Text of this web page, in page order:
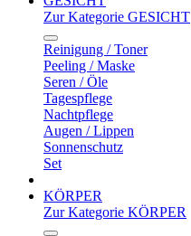
Zur Kategorie GESICHT
Reinigung / Toner
Peeling / Maske
Seren / Öle
Tagespflege
Nachtpflege
Augen / Lippen
Sonnenschutz
Set
KÖRPER
Zur Kategorie KÖRPER